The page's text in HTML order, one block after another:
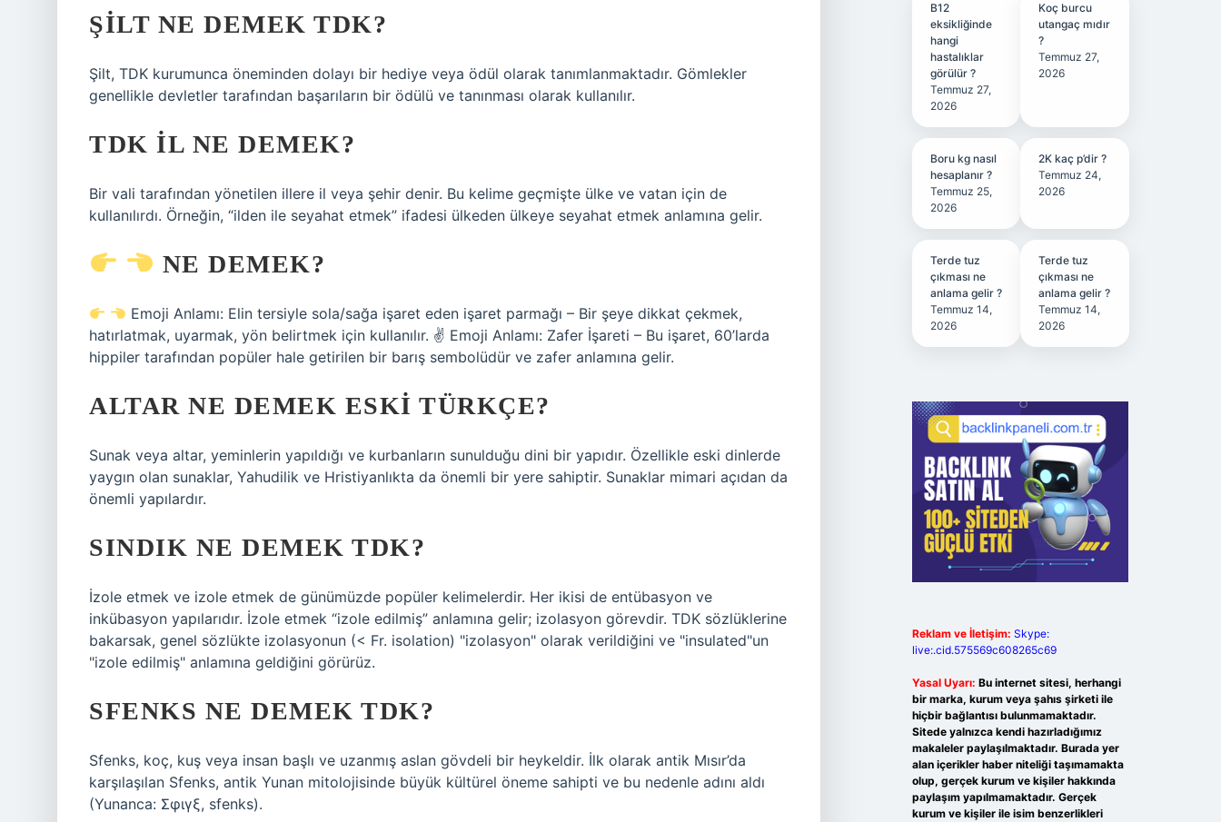
ŞILT NE DEMEK TDK?
Şilt, TDK kurumunca öneminden dolayı bir hediye veya ödül olarak tanımlanmaktadır. Gömlekler
genellikle devletler tarafından başarıların bir ödülü ve tanınması olarak kullanılır.
TDK IL NE DEMEK?
Bir vali tarafından yönetilen illere il veya şehir denir. Bu kelime geçmişte ülke ve vatan için de
kullanılırdı. Örneğin, “ilden ile seyahat etmek” ifadesi ülkeden ülkeye seyahat etmek anlamına gelir.
NE DEMEK?
Emoji Anlamı: Elin tersiyle sola/sağa işaret eden işaret parmağı – Bir şeye dikkat çekmek,
hatırlatmak, uyarmak, yön belirtmek için kullanılır. ✌ Emoji Anlamı: Zafer İşareti – Bu işaret, 60’larda
hippiler tarafından popüler hale getirilen bir barış sembolüdür ve zafer anlamına gelir.
ALTAR NE DEMEK ESKI TÜRKÇE?
Sunak veya altar, yeminlerin yapıldığı ve kurbanların sunulduğu dini bir yapıdır. Özellikle eski dinlerde
yaygın olan sunaklar, Yahudilik ve Hristiyanlıkta da önemli bir yere sahiptir. Sunaklar mimari açıdan da
önemli yapılardır.
SINDIK NE DEMEK TDK?
İzole etmek ve izole etmek de günümüzde popüler kelimelerdir. Her ikisi de entübasyon ve
inkübasyon yapılarıdır. İzole etmek “izole edilmiş” anlamına gelir; izolasyon görevdir. TDK sözlüklerine
bakarsak, genel sözlükte izolasyonun (< Fr. isolation) "izolasyon" olarak verildiğini ve "insulated"un
"izole edilmiş" anlamına geldiğini görürüz.
SFENKS NE DEMEK TDK?
Sfenks, koç, kuş veya insan başlı ve uzanmış aslan gövdeli bir heykeldir. İlk olarak antik Mısır’da
karşılaşılan Sfenks, antik Yunan mitolojisinde büyük kültürel öneme sahipti ve bu nedenle adını aldı
(Yunanca: Σφιγξ, sfenks).
B12
eksikliğinde
hangi
hastalıklar
görülür ?
Temmuz 27,
2026
Koç burcu
utangaç mıdır
?
Temmuz 27,
2026
Boru kg nasıl
hesaplanır ?
Temmuz 25,
2026
2K kaç p’dir ?
Temmuz 24,
2026
Terde tuz
çıkması ne
anlama gelir ?
Temmuz 14,
2026
Terde tuz
çıkması ne
anlama gelir ?
Temmuz 14,
2026
Reklam ve İletişim: Skype:
live:.cid.575569c608265c69
Yasal Uyarı: Bu internet sitesi, herhangi
bir marka, kurum veya şahıs şirketi ile
hiçbir bağlantısı bulunmamaktadır.
Sitede yalnızca kendi hazırladığımız
makaleler paylaşılmaktadır. Burada yer
alan içerikler haber niteliği taşımamakta
olup, gerçek kurum ve kişiler hakkında
paylaşım yapılmamaktadır. Gerçek
kurum ve kişiler ile isim benzerlikleri